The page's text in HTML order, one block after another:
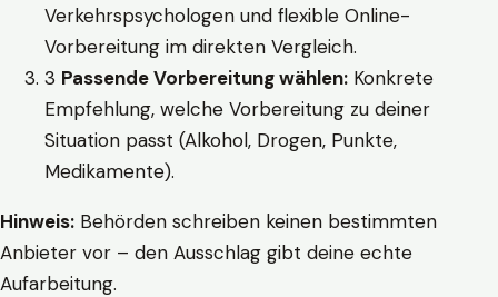
Verkehrspsychologen und flexible Online-
Vorbereitung im direkten Vergleich.
3 Passende Vorbereitung wählen: Konkrete
Empfehlung, welche Vorbereitung zu deiner
Situation passt (Alkohol, Drogen, Punkte,
Medikamente).
Hinweis: Behörden schreiben keinen bestimmten
Anbieter vor – den Ausschlag gibt deine echte
Aufarbeitung.